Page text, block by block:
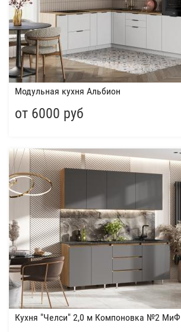
Модульная кухня Альбион
от 6000 руб
Кухня "Челси" 2,0 м Компоновка №2 МиФ